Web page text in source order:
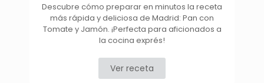
Descubre cómo preparar en minutos la receta
más rápida y deliciosa de Madrid: Pan con
Tomate y Jamón. ¡Perfecta para aficionados a
la cocina exprés!
Ver receta